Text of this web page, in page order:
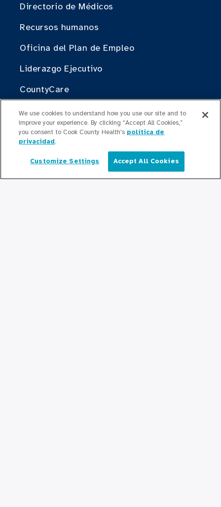
Directorio de Médicos
Recursos humanos
Oficina del Plan de Empleo
Liderazgo Ejecutivo
CountyCare
El Departamento de Salud Pública del
Condado de Cook proporciona lo
siguiente.
Cook County Health Atlas
El Instituto de Cambio de Cook County
Health
Español
We use cookies to understand how you use our site and to
improve your experience. By clicking “Accept All Cookies,”
you consent to Cook County Health's política de
privacidad.
Customize Settings Accept All Cookies